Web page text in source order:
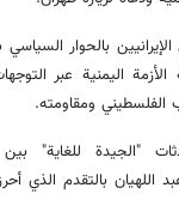
بالحوار
اليمنية عبر
الفلسطيني ومقاومته.
"الجيدة للغاية" بين
اللهيان بالتقدم الذي